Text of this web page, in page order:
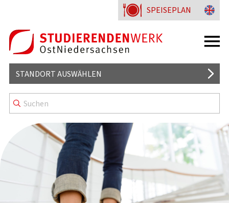
STANDORT AUSWÄHLEN
MENSA
BISTRO4U
WISSENSWERTES
KENNZEICHNUNG & MENÜLINIEN
SPEISEPLAN